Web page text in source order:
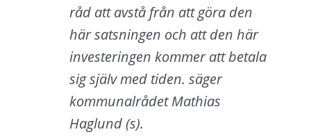
råd att avstå från att göra den
här satsningen och att den här
investeringen kommer att betala
sig själv med tiden. säger
kommunalrådet Mathias
Haglund (s).